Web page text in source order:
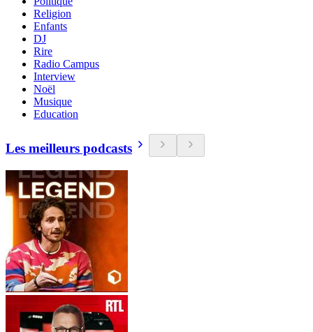
Religion
Enfants
DJ
Rire
Radio Campus
Interview
Noël
Musique
Education
Les meilleurs podcasts